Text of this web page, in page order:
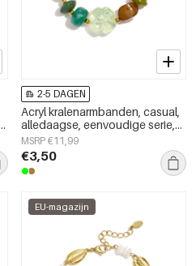
2-5 DAGEN
Acryl kralenarmbanden, casual,
alledaagse, eenvoudige serie,
damessieraden
MSRP €11,99
€3,50
EU-magazijn